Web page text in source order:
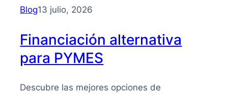
necesitas
tomar
mejores
decisiones
Blog13 julio, 2026
Financiación alternativa
para PYMES
Descubre las mejores opciones de